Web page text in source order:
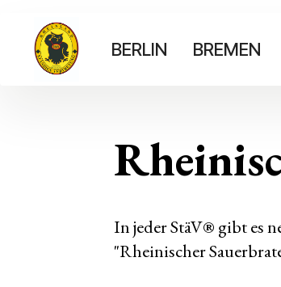
BERLIN BREMEN
In jeder StäV® gibt es
"Rheinischer